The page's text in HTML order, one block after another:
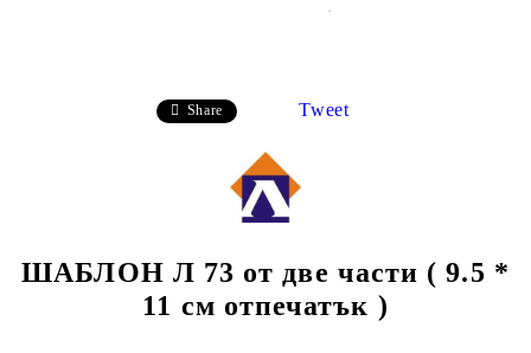
Share Tweet
ШАБЛОН Л 73 от две части ( 9.5 *
11 см отпечатък )